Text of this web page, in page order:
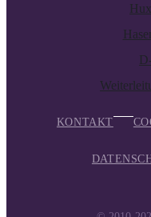
KONTAKT